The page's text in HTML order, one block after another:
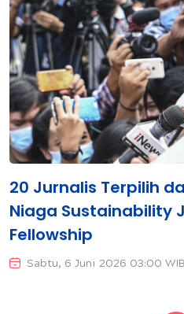
20 Jurnalis Terpilih
Niaga Sustainability
Fellowship
Sabtu, 6 Juni 2026 03:00 WIB